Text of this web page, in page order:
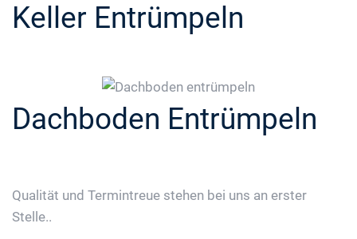
Keller Entrümpeln
Dachboden Entrümpeln
Qualität und Termintreue stehen bei uns an erster
Stelle..